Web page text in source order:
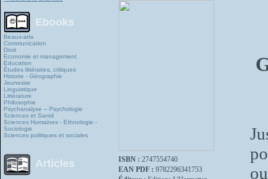
Ebooks
Beaux-arts
Communication
Droit
Economie et management
Education
Études littéraires, critiques
Histoire - Géographie
Jeunesse
Linguistique
Littérature
Philosophie
Psychanalyse – Psychologie
Sciences et Santé
Sciences Humaines - Ethnologie -
Sociologie
Sciences politiques et sociales
Articles ISBN : 2747554740
EAN PDF : 9782296341753